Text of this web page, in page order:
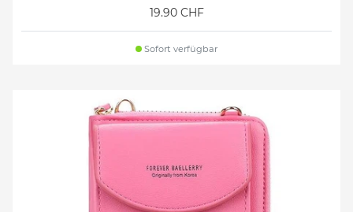
19.90 CHF
Sofort verfügbar